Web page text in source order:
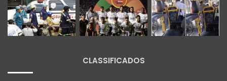
CLASSIFICADOS